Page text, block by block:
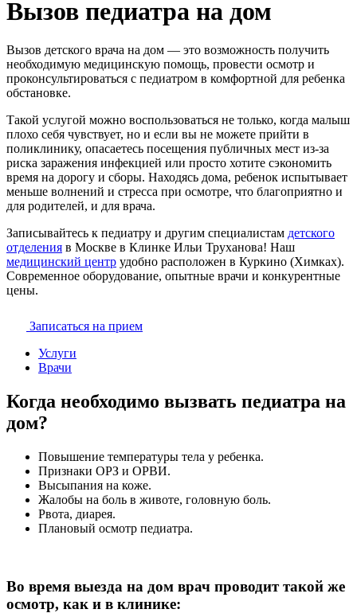
Вызов педиатра на дом
Вызов детского врача на дом — это возможность получить
необходимую медицинскую помощь, провести осмотр и
проконсультироваться с педиатром в комфортной для ребенка
обстановке.
Такой услугой можно воспользоваться не только, когда малыш
плохо себя чувствует, но и если вы не можете прийти в
поликлинику, опасаетесь посещения публичных мест из-за
риска заражения инфекцией или просто хотите сэкономить
время на дорогу и сборы. Находясь дома, ребенок испытывает
меньше волнений и стресса при осмотре, что благоприятно и
для родителей, и для врача.
Записывайтесь к педиатру и другим специалистам детского
отделения в Москве в Клинке Ильи Труханова! Наш
медицинский центр удобно расположен в Куркино (Химках).
Современное оборудование, опытные врачи и конкурентные
цены.
Записаться на прием
Услуги
Врачи
Когда необходимо вызвать педиатра на
дом?
Повышение температуры тела у ребенка.
Признаки ОРЗ и ОРВИ.
Высыпания на коже.
Жалобы на боль в животе, головную боль.
Рвота, диарея.
Плановый осмотр педиатра.
Во время выезда на дом врач проводит такой же
осмотр, как и в клинике: